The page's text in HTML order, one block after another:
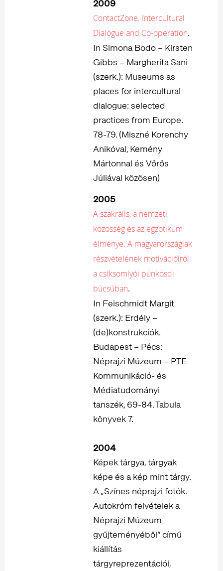
2009
ContactZone. Intercultural
Dialogue and Co-operation.
In Simona Bodo – Kirsten
Gibbs – Margherita Sani
(szerk.): Museums as
places for intercultural
dialogue: selected
practices from Europe.
78-79. (Miszné Korenchy
Anikóval, Kemény
Mártonnal és Vörös
Júliával közösen)
2005
A szakrális, a nemzeti
közösség és az egzotikum
élménye. A magyarországiak
részvételének motivációiról
a csíksomlyói pünkösdi
búcsúban.
In Feischmidt Margit
(szerk.): Erdély –
(de)konstrukciók.
Budapest – Pécs:
Néprajzi Múzeum – PTE
Kommunikáció- és
Médiatudományi
tanszék, 69-84. Tabula
könyvek 7.
2004
Képek tárgya, tárgyak
képe és a kép mint tárgy.
A „Színes néprajzi fotók.
Autokróm felvételek a
Néprajzi Múzeum
gyűjteményéből” című
kiállítás
tárgyreprezentációi,